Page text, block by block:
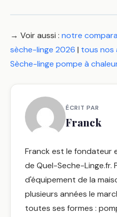
→ Voir aussi : notre
sèche-linge 2026 | tous nos
Sèche-linge pompe à
ÉCRIT PAR
Franck
Franck est le fondateur
de Quel-Seche-Linge.fr.
d'équipement de la
plusieurs années le
toutes ses formes :